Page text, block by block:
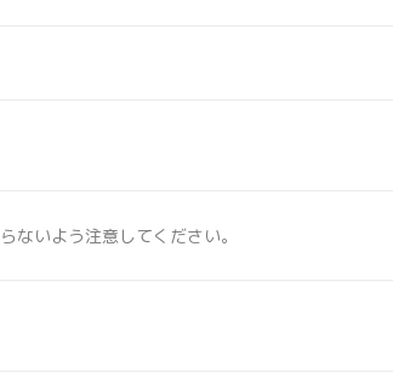
ないよう注意してください。